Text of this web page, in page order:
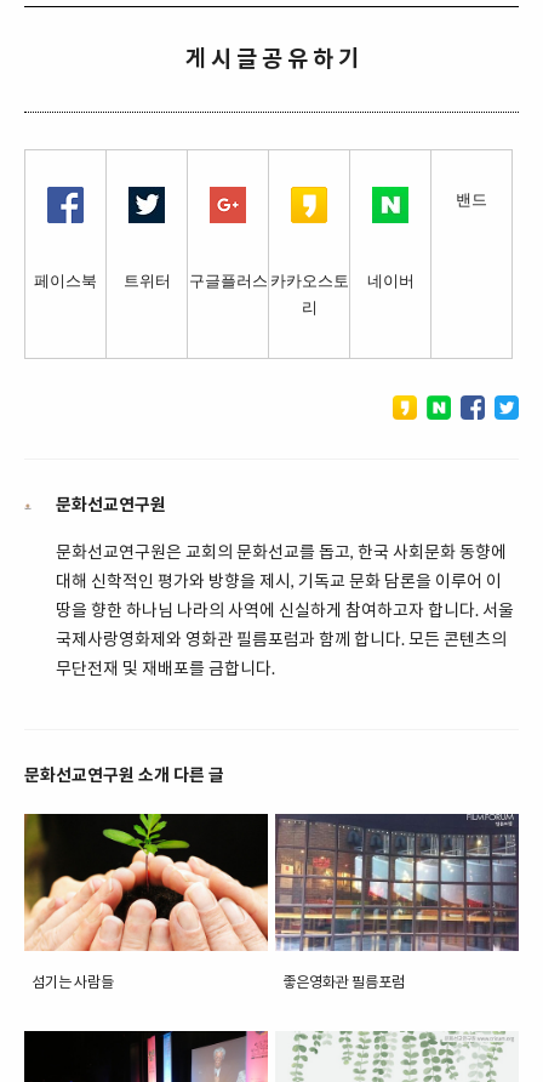
게 시 글 공 유 하 기
페이스북 트위터 구글플러스 카카오스토
리
네이버
밴드
문화선교연구원
문화선교연구원은 교회의 문화선교를 돕고, 한국 사회문화 동향에
대해 신학적인 평가와 방향을 제시, 기독교 문화 담론을 이루어 이
땅을 향한 하나님 나라의 사역에 신실하게 참여하고자 합니다. 서울
국제사랑영화제와 영화관 필름포럼과 함께 합니다. 모든 콘텐츠의
무단전재 및 재배포를 금합니다.
문화선교연구원 소개 다른 글
섬기는 사람들 좋은영화관 필름포럼